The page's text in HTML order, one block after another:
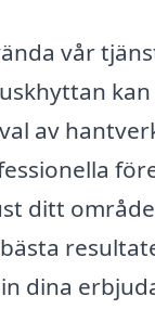
vår
kan
av
ditt
dina